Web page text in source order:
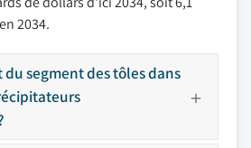
2034.
segment des tôles dans